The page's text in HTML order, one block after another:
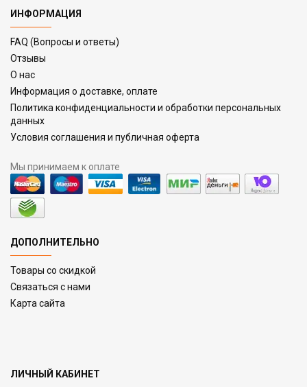
ИНФОРМАЦИЯ
FAQ (Вопросы и ответы)
Отзывы
О нас
Информация о доставке, оплате
Политика конфиденциальности и обработки персональных
данных
Условия соглашения и публичная оферта
Мы принимаем к оплате
ДОПОЛНИТЕЛЬНО
Товары со скидкой
Связаться с нами
Карта сайта
ЛИЧНЫЙ КАБИНЕТ